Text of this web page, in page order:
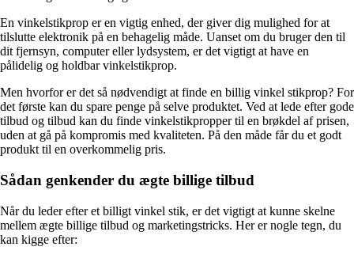
En vinkelstikprop er en vigtig enhed, der giver dig mulighed for at
tilslutte elektronik på en behagelig måde. Uanset om du bruger den til
dit fjernsyn, computer eller lydsystem, er det vigtigt at have en
pålidelig og holdbar vinkelstikprop.
Men hvorfor er det så nødvendigt at finde en billig vinkel stikprop? For
det første kan du spare penge på selve produktet. Ved at lede efter gode
tilbud og tilbud kan du finde vinkelstikpropper til en brøkdel af prisen,
uden at gå på kompromis med kvaliteten. På den måde får du et godt
produkt til en overkommelig pris.
Sådan genkender du ægte billige tilbud
Når du leder efter et billigt vinkel stik, er det vigtigt at kunne skelne
mellem ægte billige tilbud og marketingstricks. Her er nogle tegn, du
kan kigge efter: